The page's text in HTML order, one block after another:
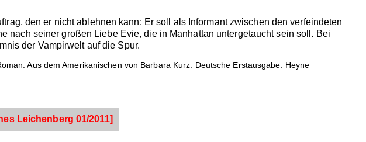
den er nicht ablehnen kann: Er soll als Informant zwischen den verfeindeten
nach seiner großen Liebe Evie, die in Manhattan untergetaucht sein soll. Bei
der Vampirwelt auf die Spur.
Aus dem Amerikanischen von Barbara Kurz. Deutsche Erstausgabe. Heyne
Leichenberg 01/2011]